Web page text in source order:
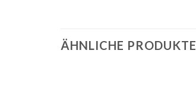
ÄHNLICHE PRODUKTE